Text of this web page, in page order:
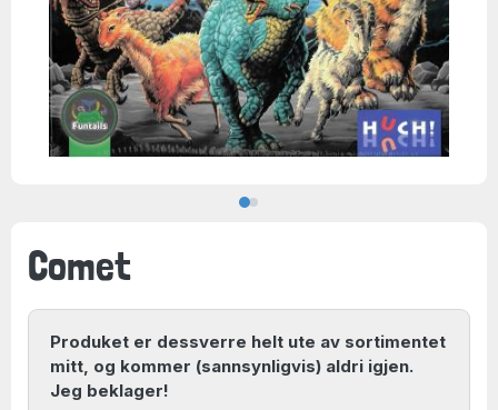
Comet
Produket er dessverre helt ute av sortimentet
mitt, og kommer (sannsynligvis) aldri igjen.
Jeg beklager!